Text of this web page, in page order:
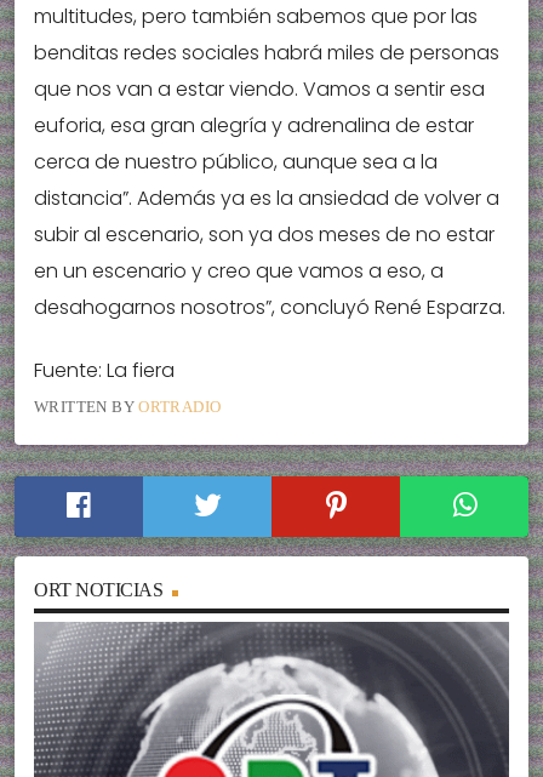
multitudes, pero también sabemos que por las
benditas redes sociales habrá miles de personas
que nos van a estar viendo. Vamos a sentir esa
euforia, esa gran alegría y adrenalina de estar
cerca de nuestro público, aunque sea a la
distancia”. Además ya es la ansiedad de volver a
subir al escenario, son ya dos meses de no estar
en un escenario y creo que vamos a eso, a
desahogarnos nosotros”, concluyó René Esparza.
Fuente: La fiera
WRITTEN BYORTRADIO
ORT NOTICIAS